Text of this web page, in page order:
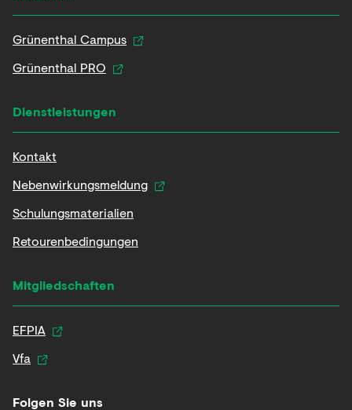
Grünenthal Campus
Grünenthal PRO
Dienstleistungen
Kontakt
Nebenwirkungsmeldung
Schulungsmaterialien
Retourenbedingungen
Mitgliedschaften
EFPIA
Vfa
Folgen Sie uns